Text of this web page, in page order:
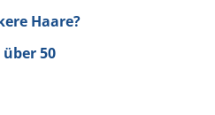
Haare?
50